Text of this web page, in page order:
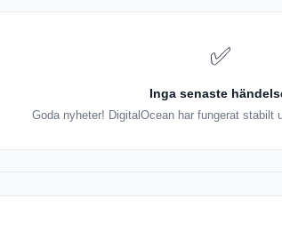
✅
Inga senaste
Goda nyheter! DigitalOcean har fungerat stabilt